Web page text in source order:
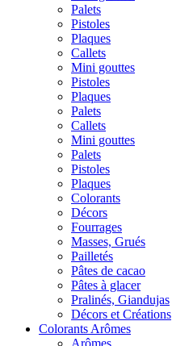
Palets
Pistoles
Plaques
Callets
Mini gouttes
Pistoles
Plaques
Palets
Callets
Mini gouttes
Palets
Pistoles
Plaques
Colorants
Décors
Fourrages
Masses, Grués
Pailletés
Pâtes de cacao
Pâtes à glacer
Pralinés, Giandujas
Décors et Créations
Colorants Arômes
Arômes